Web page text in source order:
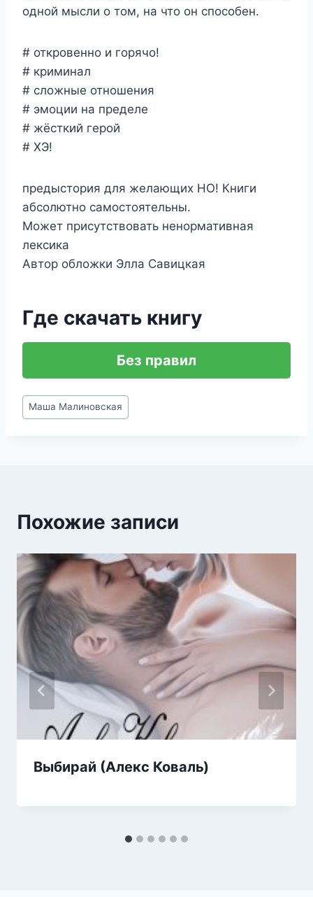
одной мысли о том, на что он способен.
# откровенно и горячо!
# криминал
# сложные отношения
# эмоции на пределе
# жёсткий герой
# ХЭ!
предыстория для желающих НО! Книги
абсолютно самостоятельны.
Может присутствовать ненормативная
лексика
Автор обложки Элла Савицкая
Где скачать книгу
Без правил
Метки
записи:
Маша Малиновская
Похожие записи
Выбирай (Алекс Коваль)